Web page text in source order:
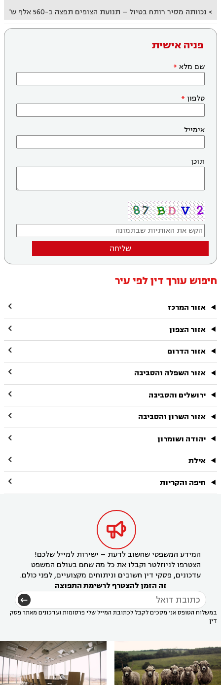
נכוותה מסיר רותח בטיול – תנועת הצופים תפצה ב-560 אלף ש'
פניה אישית
שם מלא
טלפון
אימייל
תוכן
שליחה
חיפוש עורך דין לפי עיר
אזור המרכז 
אזור הצפון 
אזור הדרום 
אזור השפלה והסביבה 
ירושלים והסביבה 
אזור השרון והסביבה 
יהודה ושומרון 
אילת 
חיפה והקריות 

המידע המשפטי שחשוב לדעת – ישירות למייל שלכם!
הצטרפו לניוזלטר וקבלו את כל מה שחם בעולם המשפט
עדכונים, פסקי דין חשובים וניתוחים מקצועיים, לפני כולם.
זה הזמן להצטרף לרשימת התפוצה
במשלוח הטופס אני מסכים לקבל לכתובת המייל שלי פרסומות ועדכונים מאתר פסק
דין